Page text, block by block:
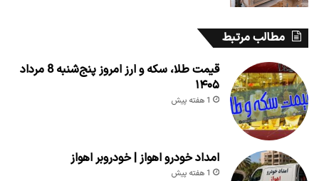
مطالب مرتبط
قیمت طلا، سکه و ارز امروز پنج‌شنبه 8 مرداد
۱۴۰۵
1 هفته پیش
امداد خودرو اهواز | خودروبر اهواز
1 هفته پیش